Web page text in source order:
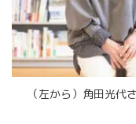
（左から）角田光